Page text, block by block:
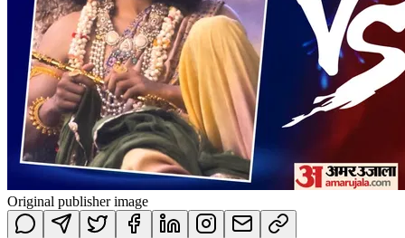
Original publisher image